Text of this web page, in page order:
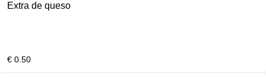
Extra de queso
€ 0.50